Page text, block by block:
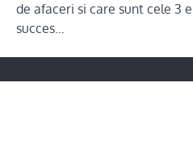
de afaceri si care sunt cele 3
succes…